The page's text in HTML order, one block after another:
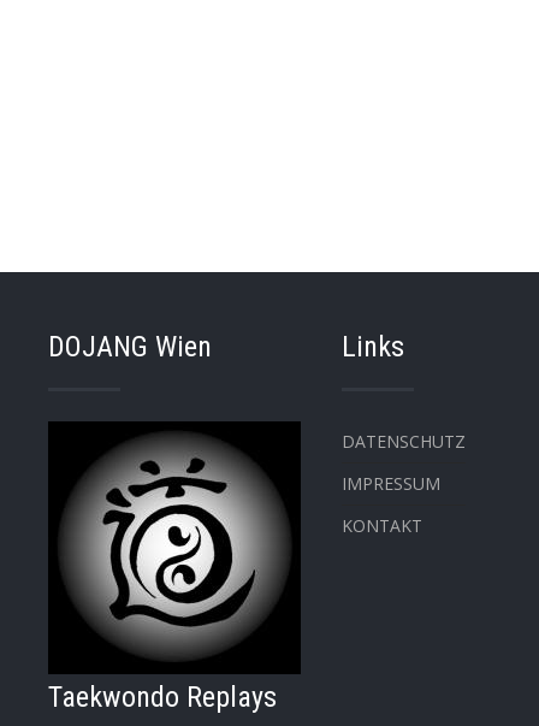
DOJANG Wien Links
DATENSCHUTZ
IMPRESSUM
KONTAKT
Taekwondo Replays